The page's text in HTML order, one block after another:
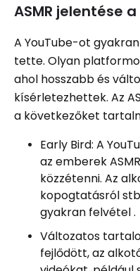
ASMR jelentése
A YouTube-ot
tette. Olyan
ahol hosszabb és
kísérletezhettek. Az
a következőket
Early Bird: A
az emberek
közzétenni. Az
kopogtatásról
gyakran felvétel .
Változatos
fejlődött, az